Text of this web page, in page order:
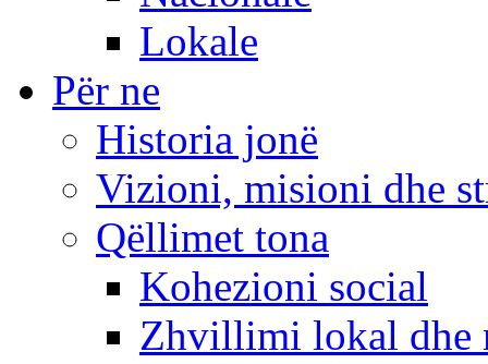
Lokale
Për ne
Historia jonë
Vizioni, misioni dhe
Qëllimet tona
Kohezioni social
Zhvillimi lokal dhe